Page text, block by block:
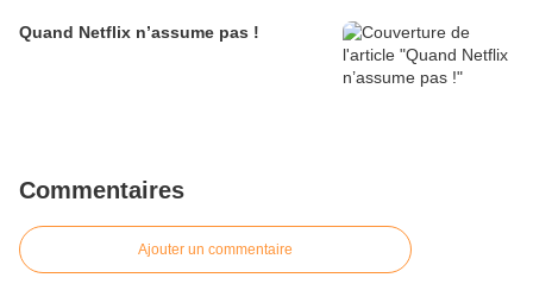
Quand Netflix n’assume pas !
Commentaires
Ajouter un commentaire